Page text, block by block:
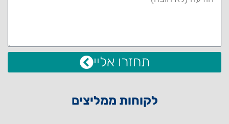
תחזרו אליי
לקוחות ממליצים